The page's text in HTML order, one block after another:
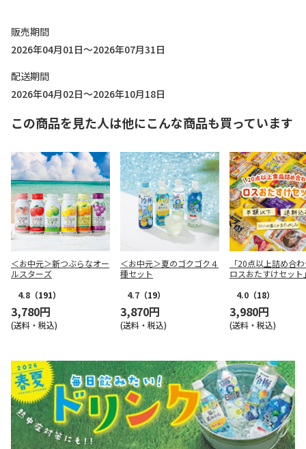
販売期間
2026年04月01日～2026年07月31日
配送期間
2026年04月02日～2026年10月18日
この商品を見た人は他にこんな商品も買っています
＜お中元＞新つぶらなオー
ルスターズ
4.8 （191）
3,780円
(送料・税込)
＜お中元＞夏のゴクゴク４
種セット
4.7 （19）
3,870円
(送料・税込)
「20点以上詰め合
ロスおたすけセット
4.0 （18）
3,980円
(送料・税込)